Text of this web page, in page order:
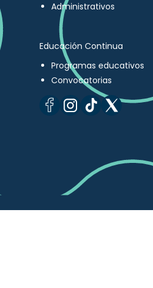
Administrativos
Educación Continua
Programas educativos
Convocatorias